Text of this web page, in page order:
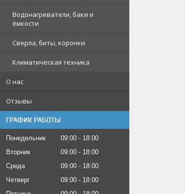
Водонагреватели, баки и
ёмкости
Сверла, биты, коронки
Климатическая техника
О нас
Отзывы
ГРАФИК РАБОТЫ
Понедельник 09:00
18:00
Вторник
09:00
18:00
Среда
09:00
18:00
Четверг
09:00
18:00